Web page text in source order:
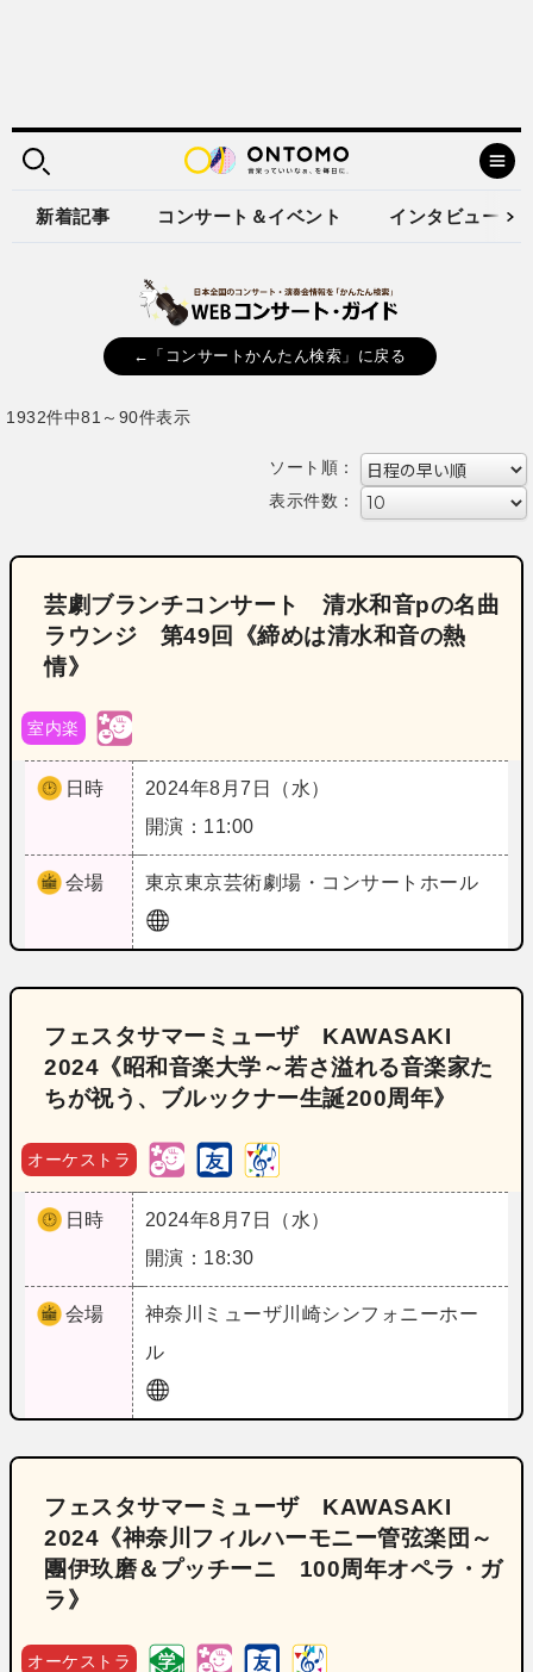
新着記事 コンサート＆イベント インタビュー
←「コンサートかんたん検索」に戻る
1932件中81～90件表示
ソート順：
表示件数：
芸劇ブランチコンサート 清水和音pの名曲
ラウンジ 第49回《締めは清水和音の熱
情》
室内楽
日時
2024年8月7日（水）
開演：11:00
会場 東京東京芸術劇場・コンサートホール
フェスタサマーミューザ KAWASAKI
2024《昭和音楽大学～若さ溢れる音楽家た
ちが祝う、ブルックナー生誕200周年》
オーケストラ
日時
2024年8月7日（水）
開演：18:30
会場 神奈川
ミューザ川崎シンフォニーホー
ル
フェスタサマーミューザ KAWASAKI
2024《神奈川フィルハーモニー管弦楽団～
團伊玖磨＆プッチーニ 100周年オペラ・ガ
ラ》
オーケストラ